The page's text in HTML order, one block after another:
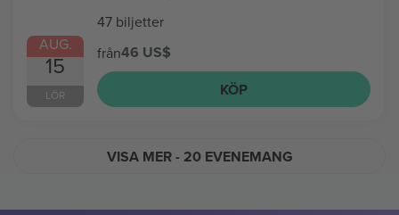
AUG.
15
LÖR
47 biljetter
från46 US$
KÖP
VISA MER- 20 EVENEMANG